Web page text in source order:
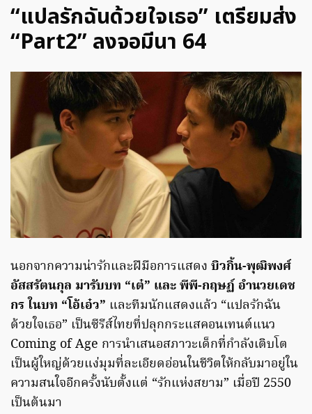
“แปลรักฉันด้วยใจเธอ” เตรียมส่ง
“Part2” ลงจอมีนา 64
นอกจากความน่ารักและฝีมือการแสดง บิวกิ้น-พุฒิพงศ์
อัสสรัตนกุล มารับบท “เต๋” และ พีพี-กฤษฏ์ อำนวยเดช
กร ในบท “โอ้เอ๋ว” และทีมนักแสดงแล้ว “แปลรักฉัน
ด้วยใจเธอ” เป็นซีรีส์ไทยที่ปลุกกระแสคอนเทนต์แนว
Coming of Age การนำเสนอสภาวะเด็กที่กำลังเติบโต
เป็นผู้ใหญ่ด้วยแง่มุมที่ละเอียดอ่อนในชีวิตให้กลับมาอยู่ใน
ความสนใจอีกครั้งนับตั้งแต่ “รักแห่งสยาม” เมื่อปี 2550
เป็นต้นมา